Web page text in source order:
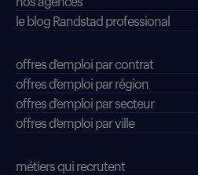
nos agences
le blog Randstad professional
offres d'emploi par contrat
offres d'emploi par région
offres d'emploi par secteur
offres d’emploi par ville
métiers qui recrutent